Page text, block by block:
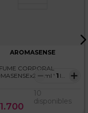
AROMASENSE
CORPORAL
WI
.700
＋
－
10
disponibles